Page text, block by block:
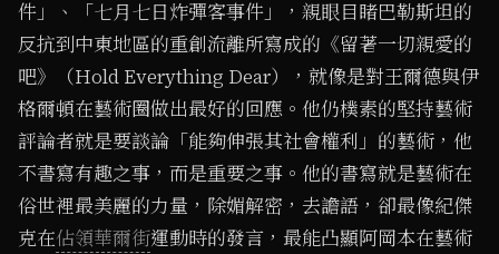
件」、「七月七日炸彈客事件」，親眼目睹巴勒斯坦的
反抗到中東地區的重創流離所寫成的《留著一切親愛的
吧》（Hold Everything Dear），就像是對王爾德與伊
格爾頓在藝術圈做出最好的回應。他仍樸素的堅持藝術
評論者就是要談論「能夠伸張其社會權利」的藝術，他
不書寫有趣之事，而是重要之事。他的書寫就是藝術在
俗世裡最美麗的力量，除媚解密，去譫語，卻最像紀傑
克在佔領華爾街運動時的發言，最能凸顯阿岡本在藝術